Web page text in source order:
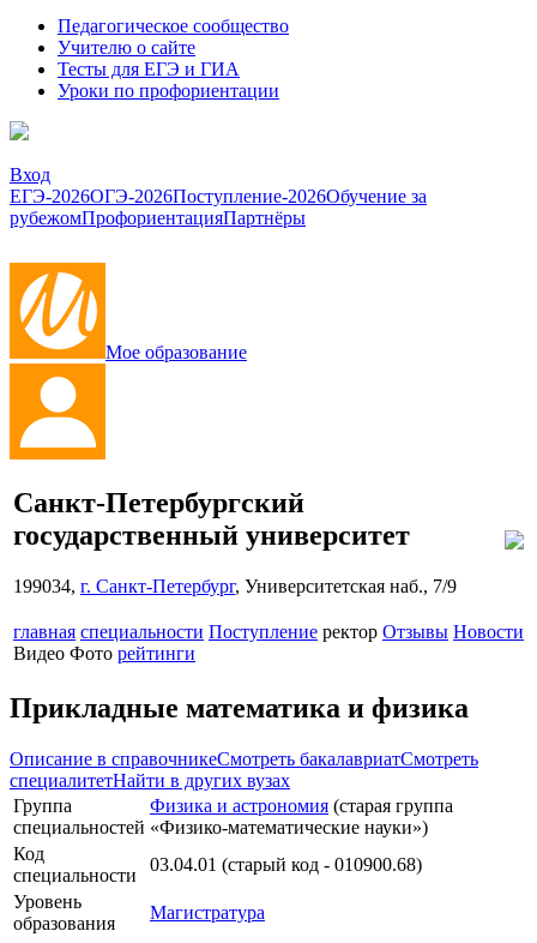
Педагогическое сообщество
Учителю о сайте
Тесты для ЕГЭ и ГИА
Уроки по профориентации
Вход
ЕГЭ-2026ОГЭ-2026Поступление-2026Обучение за
рубежомПрофориентацияПартнёры
Мое образование
Санкт-Петербургский
государственный университет
199034, г. Санкт-Петербург, Университетская наб., 7/9
главная специальности Поступление ректор Отзывы Новости
Видео Фото рейтинги
Прикладные математика и физика
Описание в справочникеСмотреть бакалавриатСмотреть
специалитетНайти в других вузах
Группа
специальностей
Физика и астрономия (старая группа
«Физико-математические науки»)
Код
специальности
03.04.01 (старый код - 010900.68)
Уровень
образования
Магистратура